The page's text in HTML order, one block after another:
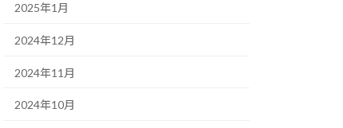
2025年1月
2024年12月
2024年11月
2024年10月